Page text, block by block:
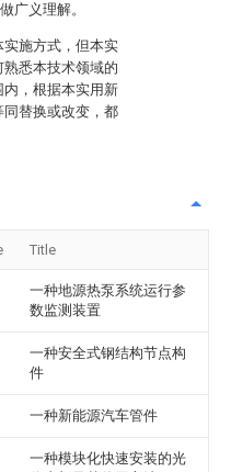
广义理解。
实施方式，但本实
悉本技术领域的
，根据本实用新
替换或改变，都
Title
一种地源热泵系统运行参
数监测装置
一种安全式钢结构节点构
件
一种新能源汽车管件
一种模块化快速安装的光